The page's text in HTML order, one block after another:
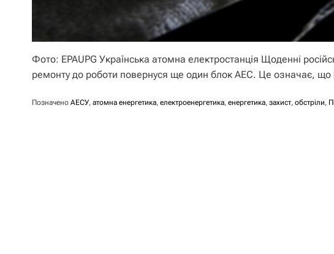
Фото: EPAUPG Українська атомна електростанція Щоденні
ремонту до роботи повернуся ще один блок АЕС. Це означає, що
Позначено АЕСУ, атомна енергетика, електроенергетика, енергетика, захист, обстріли,